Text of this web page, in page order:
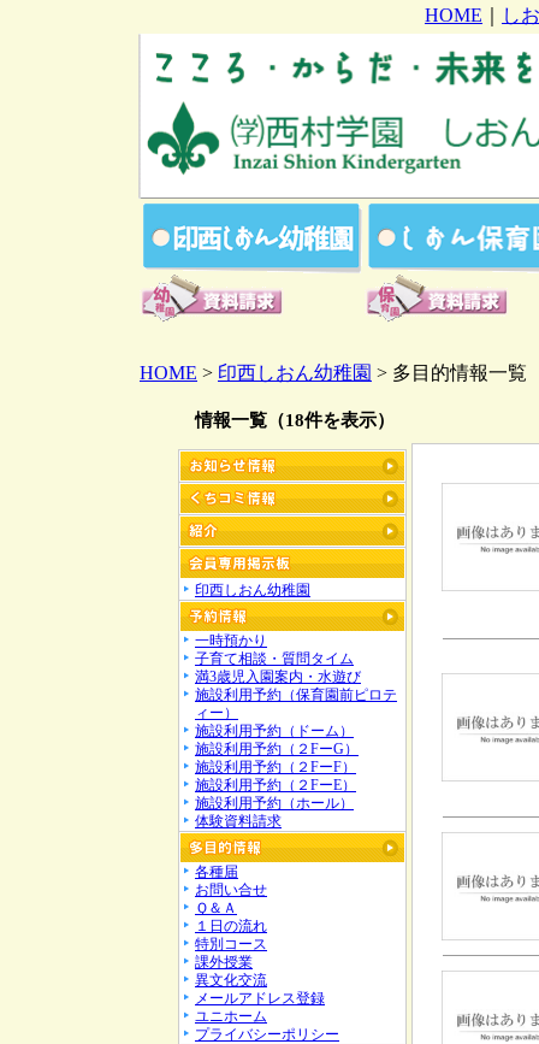
HOME し
HOME > 印西しおん幼稚園 > 多目的情報一覧
情報一覧（18件を表示）
印西しおん幼稚園
一時預かり
子育て相談・質問タイム
満3歳児入園案内・水遊び
施設利用予約（保育園前ピロテ
ィー）
施設利用予約（ドーム）
施設利用予約（２FーG）
施設利用予約（２FーF）
施設利用予約（２FーE）
施設利用予約（ホール）
体験資料請求
各種届
お問い合せ
Ｑ＆Ａ
１日の流れ
特別コース
課外授業
異文化交流
メールアドレス登録
ユニホーム
プライバシーポリシー